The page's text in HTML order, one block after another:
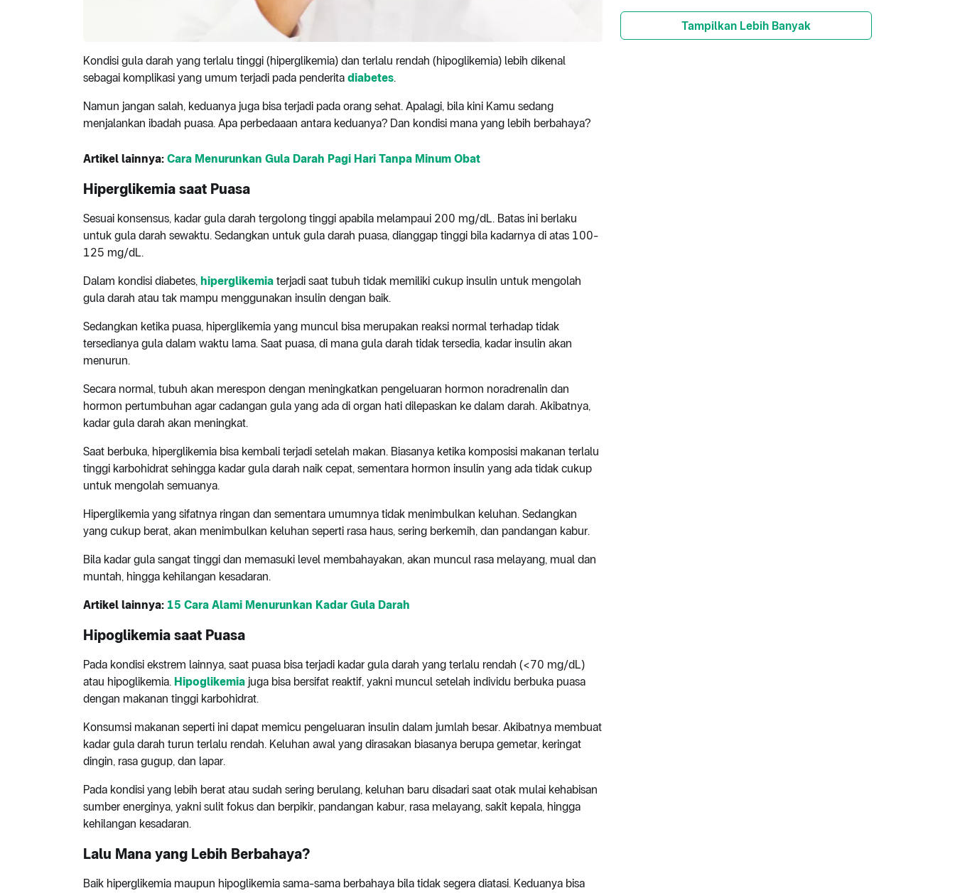
Kondisi gula darah yang terlalu tinggi (hiperglikemia) dan terlalu rendah (hipoglikemia) lebih dikenal
sebagai komplikasi yang umum terjadi pada penderita diabetes.
Namun jangan salah, keduanya juga bisa terjadi pada orang sehat. Apalagi, bila kini Kamu sedang
menjalankan ibadah puasa. Apa perbedaaan antara keduanya? Dan kondisi mana yang lebih berbahaya?
Artikel lainnya: Cara Menurunkan Gula Darah Pagi Hari Tanpa Minum Obat
Hiperglikemia saat Puasa
Sesuai konsensus, kadar gula darah tergolong tinggi apabila melampaui 200 mg/dL. Batas ini berlaku
untuk gula darah sewaktu. Sedangkan untuk gula darah puasa, dianggap tinggi bila kadarnya di atas 100-
125 mg/dL.
Dalam kondisi diabetes, hiperglikemia terjadi saat tubuh tidak memiliki cukup insulin untuk mengolah
gula darah atau tak mampu menggunakan insulin dengan baik.
Sedangkan ketika puasa, hiperglikemia yang muncul bisa merupakan reaksi normal terhadap tidak
tersedianya gula dalam waktu lama. Saat puasa, di mana gula darah tidak tersedia, kadar insulin akan
menurun.
Secara normal, tubuh akan merespon dengan meningkatkan pengeluaran hormon noradrenalin dan
hormon pertumbuhan agar cadangan gula yang ada di organ hati dilepaskan ke dalam darah. Akibatnya,
kadar gula darah akan meningkat.
Saat berbuka, hiperglikemia bisa kembali terjadi setelah makan. Biasanya ketika komposisi makanan terlalu
tinggi karbohidrat sehingga kadar gula darah naik cepat, sementara hormon insulin yang ada tidak cukup
untuk mengolah semuanya.
Hiperglikemia yang sifatnya ringan dan sementara umumnya tidak menimbulkan keluhan. Sedangkan
yang cukup berat, akan menimbulkan keluhan seperti rasa haus, sering berkemih, dan pandangan kabur.
Bila kadar gula sangat tinggi dan memasuki level membahayakan, akan muncul rasa melayang, mual dan
muntah, hingga kehilangan kesadaran.
Artikel lainnya: 15 Cara Alami Menurunkan Kadar Gula Darah
Hipoglikemia saat Puasa
Pada kondisi ekstrem lainnya, saat puasa bisa terjadi kadar gula darah yang terlalu rendah (<70 mg/dL)
atau hipoglikemia. Hipoglikemia juga bisa bersifat reaktif, yakni muncul setelah individu berbuka puasa
dengan makanan tinggi karbohidrat.
Konsumsi makanan seperti ini dapat memicu pengeluaran insulin dalam jumlah besar. Akibatnya membuat
kadar gula darah turun terlalu rendah. Keluhan awal yang dirasakan biasanya berupa gemetar, keringat
dingin, rasa gugup, dan lapar.
Pada kondisi yang lebih berat atau sudah sering berulang, keluhan baru disadari saat otak mulai kehabisan
sumber energinya, yakni sulit fokus dan berpikir, pandangan kabur, rasa melayang, sakit kepala, hingga
kehilangan kesadaran.
Lalu Mana yang Lebih Berbahaya?
Baik hiperglikemia maupun hipoglikemia sama-sama berbahaya bila tidak segera diatasi. Keduanya bisa
Tampilkan Lebih Banyak